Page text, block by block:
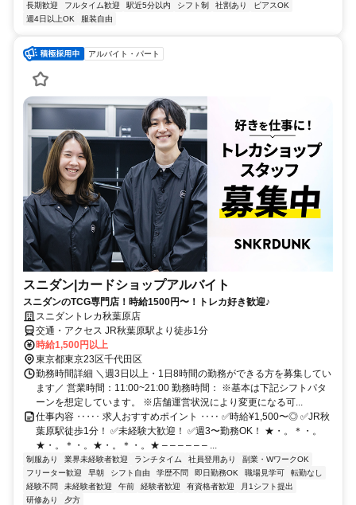
長期歓迎
フルタイム歓迎 駅近5分以内 シフト制 社割あり
ピアスOK
週4日以上OK
服装自由
アルバイト・パート
スニダン|カードショップアルバイト
スニダンのTCG専門店！時給1500円〜！トレカ好き歓迎♪
スニダントレカ秋葉原店
交通・アクセス JR秋葉原駅より徒歩1分
時給1,500円以上
東京都東京23区千代田区
勤務時間詳細 ＼週3日以上・1日8時間の勤務ができる方を募集してい
ます／ 営業時間：11:00~21:00 勤務時間： ※基本は下記シフトパタ
ーンを想定しています。 ※店舗運営状況により変更になる可...
仕事内容 ‥‥･ 求人おすすめポイント ‥‥ ✅時給¥1,500〜◎ ✅JR秋
葉原駅徒歩1分！ ✅未経験大歓迎！ ✅週3〜勤務OK！ ★・。＊・。
★・。＊・。★・。＊・。★ – – – – – – ...
制服あり 業界未経験者歓迎 ランチタイム 社員登用あり
副業・WワークOK
フリーター歓迎
早朝 シフト自由 学歴不問 即日勤務OK 職場見学可
転勤なし
経験不問
未経験者歓迎 午前 経験者歓迎 有資格者歓迎
月1シフト提出
研修あり
夕方